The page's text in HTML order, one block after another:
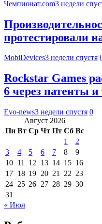
Чемпионат.com3 недели
протестировали
MobiDevices3 недели спустя
Rockstar Games
6 через патенты и
Evo-news3 недели спустя 0
Август 2026
Пн Вт Ср Чт Пт Сб Вс
1
2
3
4 5 6 7 8
9
10 11 12 13 14 15 16
17 18 19 20 21 22 23
24 25 26 27 28 29 30
31
« Июл